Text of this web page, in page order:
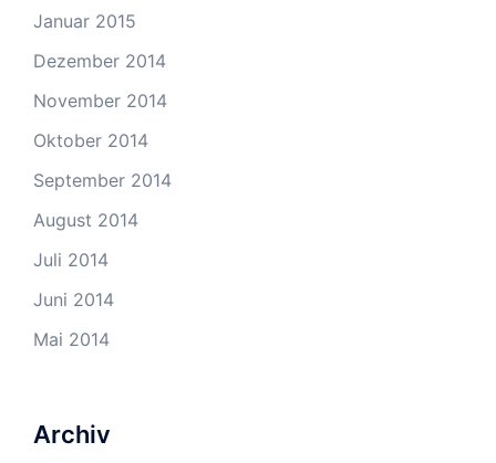
Januar 2015
Dezember 2014
November 2014
Oktober 2014
September 2014
August 2014
Juli 2014
Juni 2014
Mai 2014
Archiv